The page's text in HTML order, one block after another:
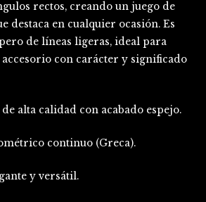
rectos, creando un juego de
destaca en cualquier ocasión. Es
de líneas ligeras, ideal para
accesorio con carácter y significado
alta calidad con acabado espejo.
continuo (Greca).
y versátil.